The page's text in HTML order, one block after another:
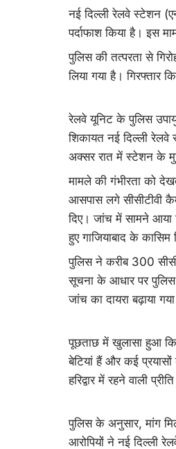
नई दिल्ली रेलवे स्टेशन
पर्दाफाश किया है। इस
पुलिस की तत्परता से
लिया गया है। गिरफ्तार
रेलवे यूनिट के पुलिस
शिकायत नई दिल्ली
अक्सर रात में स्टेशन के
मामले की गंभीरता को
आसपास लगे सीसीटीवी
दिए। जांच में सामने आया
हुए गाजियाबाद के कासिम
पुलिस ने करीब 300
सूचना के आधार पर पुलिस
जांच का दायरा बढ़ाया
पूछताछ में खुलासा हुआ कि
बेटियां हैं और कई
हरिद्वार में रहने वाली
पुलिस के अनुसार, मांग
आरोपियों ने नई दिल्ली